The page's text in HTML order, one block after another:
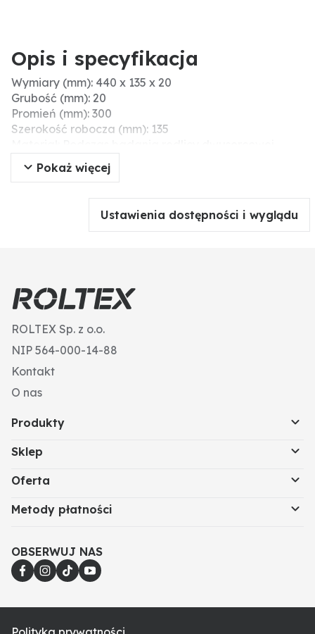
Opis i specyfikacja
Wymiary (mm): 440 x 135 x 20
Grubość (mm): 20
Promień (mm): 300
Szerokość robocza (mm): 135
GRANIT przeprowadzono analizę materiału za
pomocą spektrometrii iskrowej oraz analizę
zastosowano stal konstrukcyjną (26 Mn Cr 6-3) o
twardości 521 (HV1). Zastosowanie tego materiału w
warunkach glebowych.
Długość (mm): 440
Wskazówki montażowe: Nie należy dokręcać śrub i
nakrętek za pomocą narzędzi pneumatycznych,
roboczej (pęknięcia naprężeniowe).
Liczba otworów: 2
Pokaż więcej
Ustawienia dostępności i wyglądu
ROLTEX Sp. z o.o.
NIP 564-000-14-88
Kontakt
O nas
Produkty
Sklep
Oferta
Metody płatności
OBSERWUJ NAS